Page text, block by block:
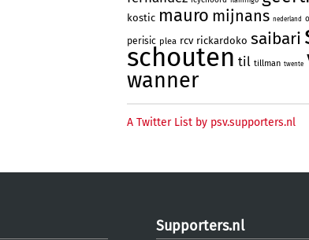
kostic mauro mijnans nederland
perisic plea rcv rickardoko saibari
schouten til tillman twente
wanner
A Twitter List by psv.supporters.nl
Supporters.nl